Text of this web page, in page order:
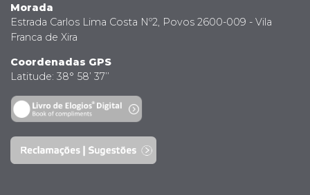
Morada
Estrada Carlos Lima Costa Nº2, Povos 2600-009 - Vila
Franca de Xira
Coordenadas GPS
Latitude: 38° 58’ 37’’